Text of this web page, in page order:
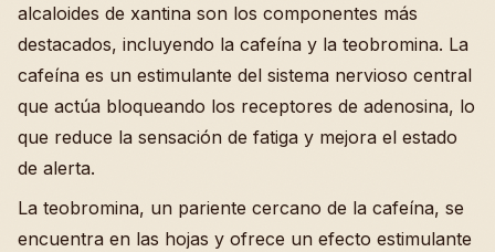
alcaloides de xantina son los componentes más
destacados, incluyendo la cafeína y la teobromina. La
cafeína es un estimulante del sistema nervioso central
que actúa bloqueando los receptores de adenosina, lo
que reduce la sensación de fatiga y mejora el estado
de alerta.
La teobromina, un pariente cercano de la cafeína, se
encuentra en las hojas y ofrece un efecto estimulante